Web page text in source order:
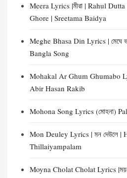
Meera Lyrics |মীরা | Rahul
Ghore | Sreetama Baidya
Meghe Bhasa Din Lyrics | মেঘে
Bangla Song
Mohakal Ar Ghum Ghumabo
Abir Hasan Rakib
Mohona Song Lyrics (মোহনা)
Mon Deuley Lyrics | মন দেউলে |
Thillaiyampalam
Moyna Cholat Cholat Lyrics